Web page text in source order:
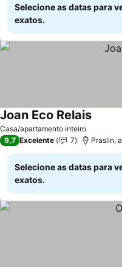
Selecione as datas para
exatos.
Casa/apartamento inteiro
Joan Eco Relais
9,7 Excelente 7 Praslin,
Selecione as datas para
exatos.